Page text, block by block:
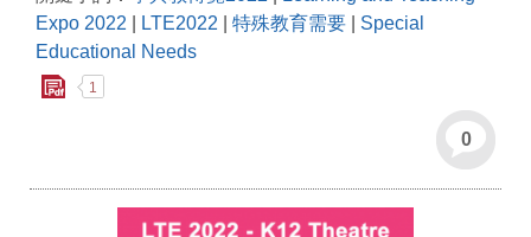
Expo 2022
LTE2022 特殊教育需要
Special
Educational Needs
1
0